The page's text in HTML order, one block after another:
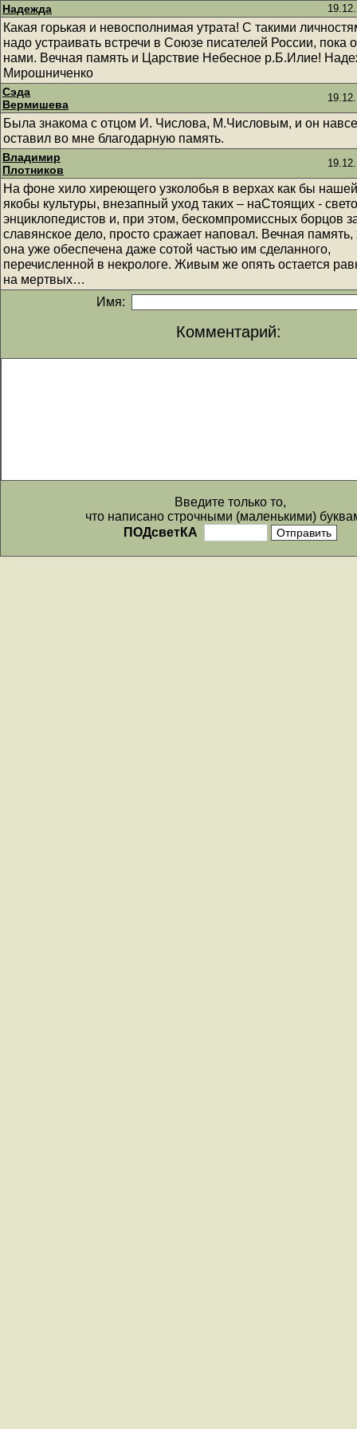
Надежда
Какая горькая и невосполнимая утрата! С такими
надо устраивать встречи в Союзе писателей России, пока
нами. Вечная память и Царствие Небесное р.Б.Илие!
Мирошниченко
Сэда
Вермишева
Была знакома с отцом И. Числова, М.Числовым, и он
оставил во мне благодарную память.
Владимир
Плотников
На фоне хило хиреющего узколобья в верхах как бы нашей
якобы культуры, внезапный уход таких – наСтоящих -
энциклопедистов и, при этом, бескомпромиссных борцов
славянское дело, просто сражает наповал. Вечная память,
она уже обеспечена даже сотой частью им сделанного,
перечисленной в некрологе. Живым же опять остается
на мертвых…
Имя:
Комментарий:
Введите только то,
что написано строчными (маленькими)
ПОДсветКА